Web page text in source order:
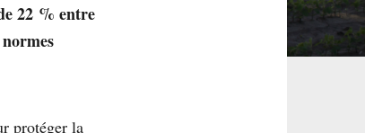
22 % entre
protéger la